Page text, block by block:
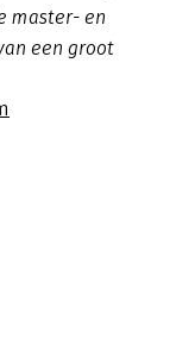
master- en
een groot